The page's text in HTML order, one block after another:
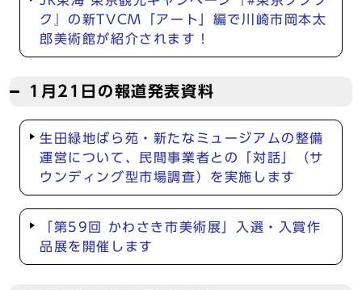
ク』の新TVCM「アート」編で川崎市岡本太
郎美術館が紹介されます！
1月21日の報道発表資料
生田緑地ばら苑・新たなミュージアムの整備
運営について、民間事業者との「対話」（サ
ウンディング型市場調査）を実施します
「第59回 かわさき市美術展」入選・入賞作
品展を開催します